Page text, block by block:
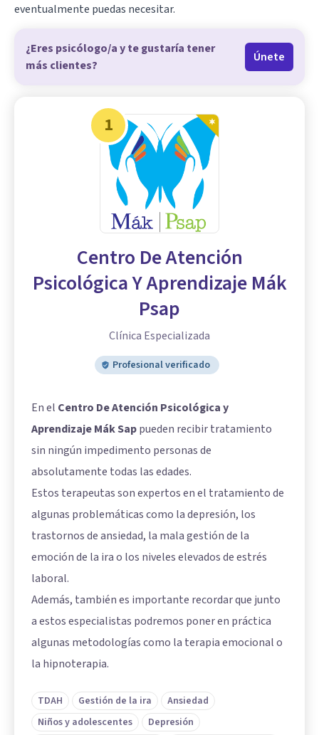
eventualmente puedas necesitar.
¿Eres psicólogo/a y te gustaría tener
más clientes?
Únete
1
Centro De Atención
Psicológica Y Aprendizaje Mák
Psap
Clínica Especializada
Profesional verificado
En el Centro De Atención Psicológica y
Aprendizaje Mák Sappueden recibir tratamiento
sin ningún impedimento personas de
absolutamente todas las edades.
Estos terapeutas son expertos en el tratamiento de
algunas problemáticas como la depresión, los
trastornos de ansiedad, la mala gestión de la
emoción de la ira o los niveles elevados de estrés
laboral.
Además, también es importante recordar que junto
a estos especialistas podremos poner en práctica
algunas metodologías como la terapia emocional o
la hipnoterapia.
TDAH Gestión de la ira
Ansiedad
Niños y adolescentes
Depresión